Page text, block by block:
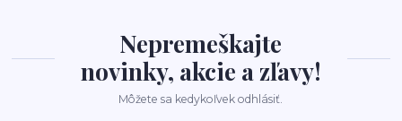
Nepremeškajte
novinky, akcie a zľavy!
Môžete sa kedykoľvek odhlásiť.